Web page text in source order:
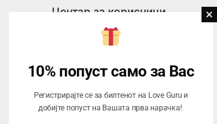
Центар за корисници
076945497; 076945498
contact@loveguru.mk
Саб – Нед: 10-18
10% попуст само за Вас
Регистрирајте се за билтенот на Love Guru и
добијте попуст на Вашата прва нарачка!